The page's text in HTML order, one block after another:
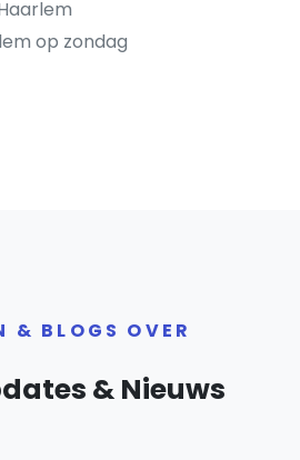
op zondag
& BLOGS OVER
& Nieuws